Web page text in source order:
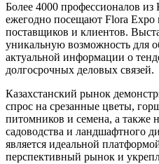
Более 4000 профессионалов из
ежегодно посещают Flora Expo
поставщиков и клиентов.
уникальную возможность для
актуальной информации о
долгосрочных деловых связей.
Казахстанский рынок
спрос на срезанные цветы,
питомников и семена, а также
садоводства и ландшафтного
является идеальной
перспективный рынок и